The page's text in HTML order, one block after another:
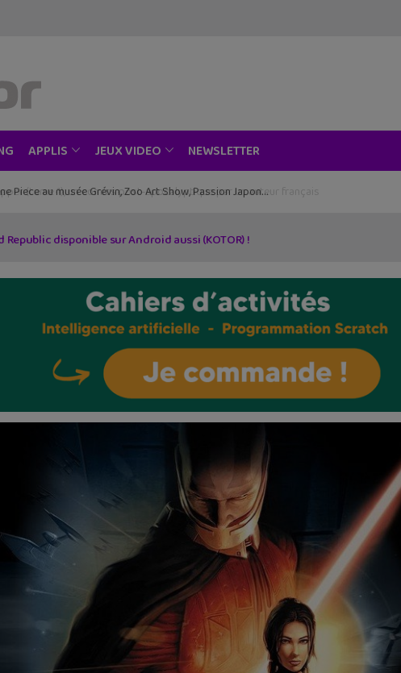
APPLIS JEUX VIDEO NEWSLETTER
Piece au musée Grévin, Zoo Art Show, Passion Japon…
disponible sur Android aussi (KOTOR) !